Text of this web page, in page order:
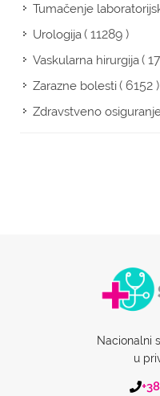
Tumačenje
Urologija( 11289 )
Vaskularna hirurgija(
Zarazne bolesti( 6152 )
Zdravstveno
Nacionalni
u